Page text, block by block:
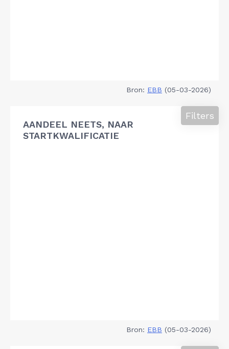
Bron: EBB (05-03-2026)
AANDEEL NEETS, NAAR
STARTKWALIFICATIE
Filters
Bron: EBB (05-03-2026)